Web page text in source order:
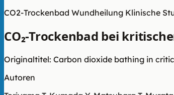
CO2-Trockenbad Wundheilung Klinische
CO₂-Trockenbad bei
Originaltitel: Carbon dioxide bathing in
Autoren